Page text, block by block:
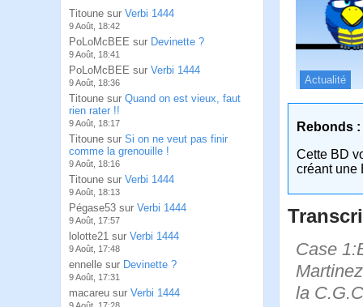
Titoune sur Verbi 1444
9 Août, 18:42
PoLoMcBEE sur Devinette ?
9 Août, 18:41
PoLoMcBEE sur Verbi 1444
9 Août, 18:36
Titoune sur Quand on est vieux, faut
rien rater !!
9 Août, 18:17
Titoune sur Si on ne veut pas finir
comme la grenouille !
9 Août, 18:16
Titoune sur Verbi 1444
9 Août, 18:13
Pégase53 sur Verbi 1444
9 Août, 17:57
lolotte21 sur Verbi 1444
9 Août, 17:48
ennelle sur Devinette ?
9 Août, 17:31
macareu sur Verbi 1444
Actualité
Rebonds :
Cette BD
créant une
Case
la